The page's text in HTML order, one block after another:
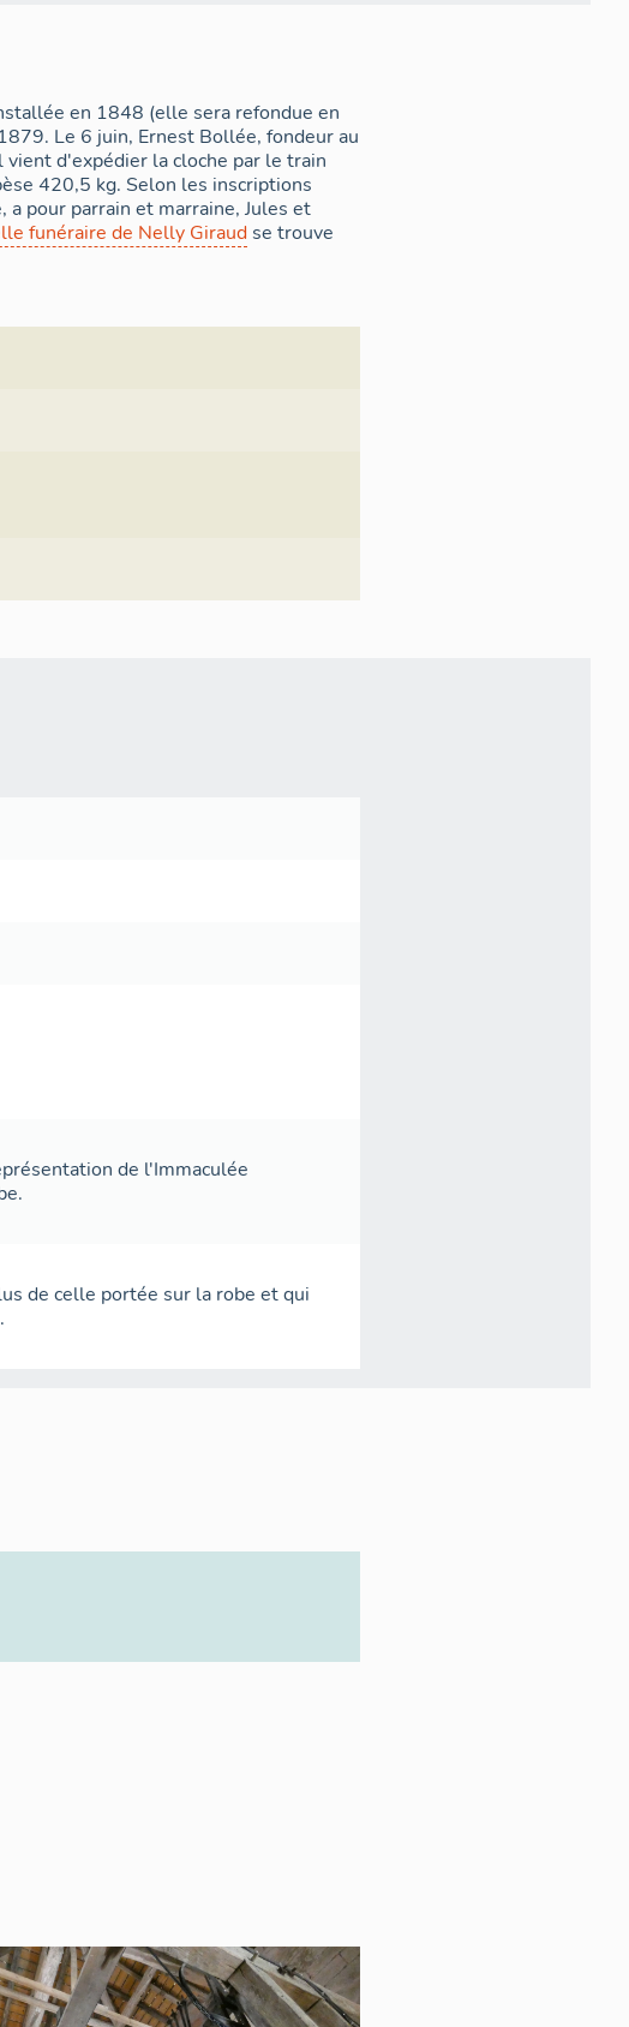
en 1848 (elle sera refondue en
Le 6 juin, Ernest Bollée, fondeur au
d'expédier la cloche par le train
420,5 kg. Selon les inscriptions
pour parrain et marraine, Jules et
funéraire de Nelly Giraudse trouve
de l'Immaculée
de celle portée sur la robe et qui